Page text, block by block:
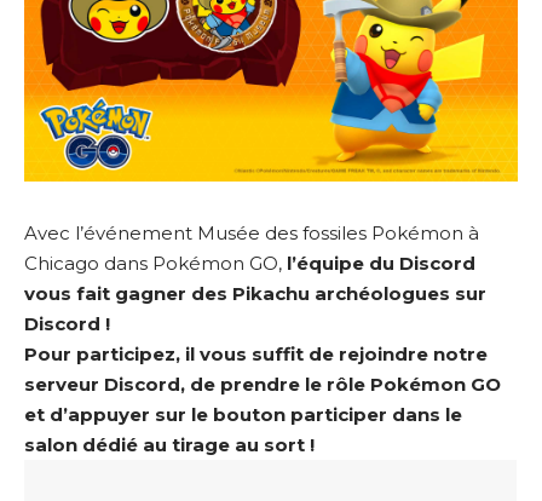
Avec l’événement Musée des fossiles Pokémon à
Chicago dans Pokémon GO, l’équipe du Discord
vous fait gagner des Pikachu archéologues sur
Discord !
Pour participez, il vous suffit de rejoindre notre
serveur Discord, de prendre le rôle Pokémon GO
et d’appuyer sur le bouton participer dans le
salon dédié au tirage au sort !